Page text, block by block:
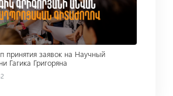
принятия заявок на Научный
Гагика Григоряна